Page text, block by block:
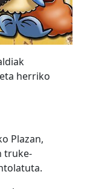
herriko
Plazan,
truke-